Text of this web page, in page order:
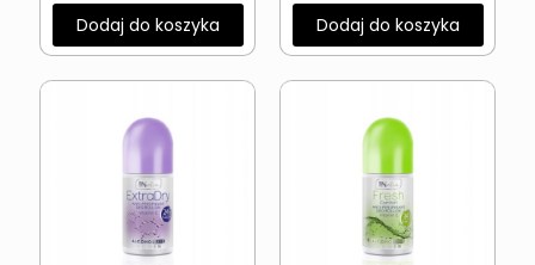
Dodaj do koszyka Dodaj do koszyka